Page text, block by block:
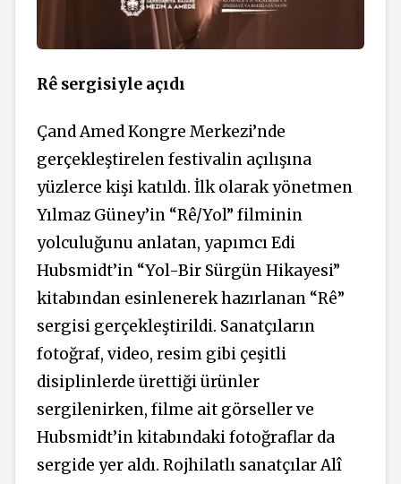
Rê sergisiyle açıdı
Çand Amed Kongre Merkezi’nde
gerçekleştirelen festivalin açılışına
yüzlerce kişi katıldı. İlk olarak yönetmen
Yılmaz Güney’in “Rê/Yol” filminin
yolculuğunu anlatan, yapımcı Edi
Hubsmidt’in “Yol-Bir Sürgün Hikayesi”
kitabından esinlenerek hazırlanan “Rê”
sergisi gerçekleştirildi. Sanatçıların
fotoğraf, video, resim gibi çeşitli
disiplinlerde ürettiği ürünler
sergilenirken, filme ait görseller ve
Hubsmidt’in kitabındaki fotoğraflar da
sergide yer aldı. Rojhilatlı sanatçılar Alî